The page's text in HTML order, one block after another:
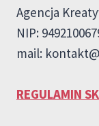
Agencja
NIP:
mail:
REGULAMIN